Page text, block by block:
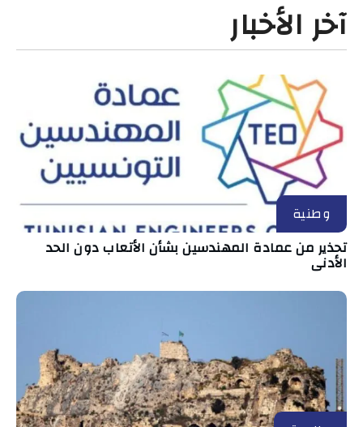
آخر الأخبار
وطنية
تحذير من عمادة المهندسين بشأن الأتعاب دون الحد
الأدنى